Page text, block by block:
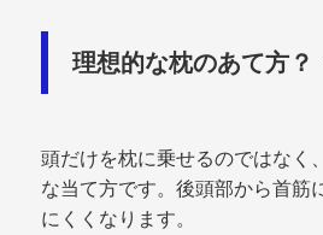
理想的な枕のあて方？
頭だけを枕に乗せるのではなく
な当て方です。後頭部から首筋
にくくなります。